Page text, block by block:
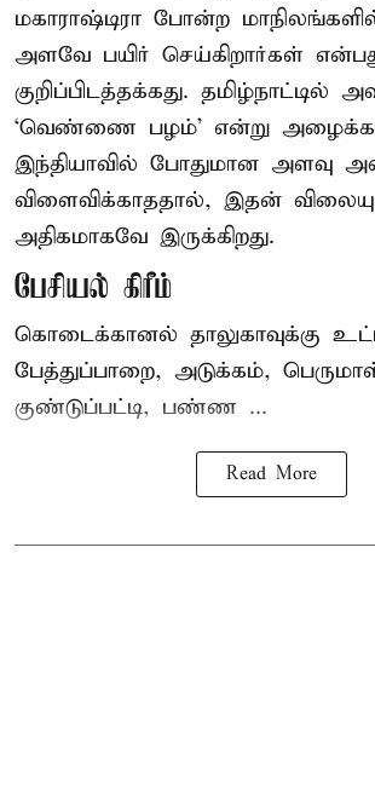
மகாராஷ்டிரா போன்ற
அளவே பயிர் செய்கிறார்கள்
குறிப்பிடத்தக்கது. தமிழ்நாட்டில்
‘வெண்ணை பழம்’ என்று
இந்தியாவில் போதுமான அளவு
விளைவிக்காததால், இதன்
அதிகமாகவே இருக்கிறது.
பேசியல் கிரீம்
கொடைக்கானல் தாலுகாவுக்கு
பேத்துப்பாறை, அடுக்கம்,
குண்டுப்பட்டி, பண்ண ...
Read More